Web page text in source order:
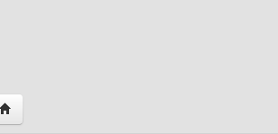
HomePage: brokenswordworld